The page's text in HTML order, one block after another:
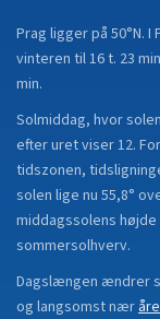
Prag ligger på 50°N. I
vinteren til 16 t. 23
min.
Solmiddag, hvor
efter uret viser 12.
tidszonen,
solen lige nu 55,8°
middagssolens
sommersolhverv.
Dagslængen ændrer
og langsomst nær